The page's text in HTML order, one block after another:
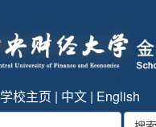
学校主页 | 中文 | English